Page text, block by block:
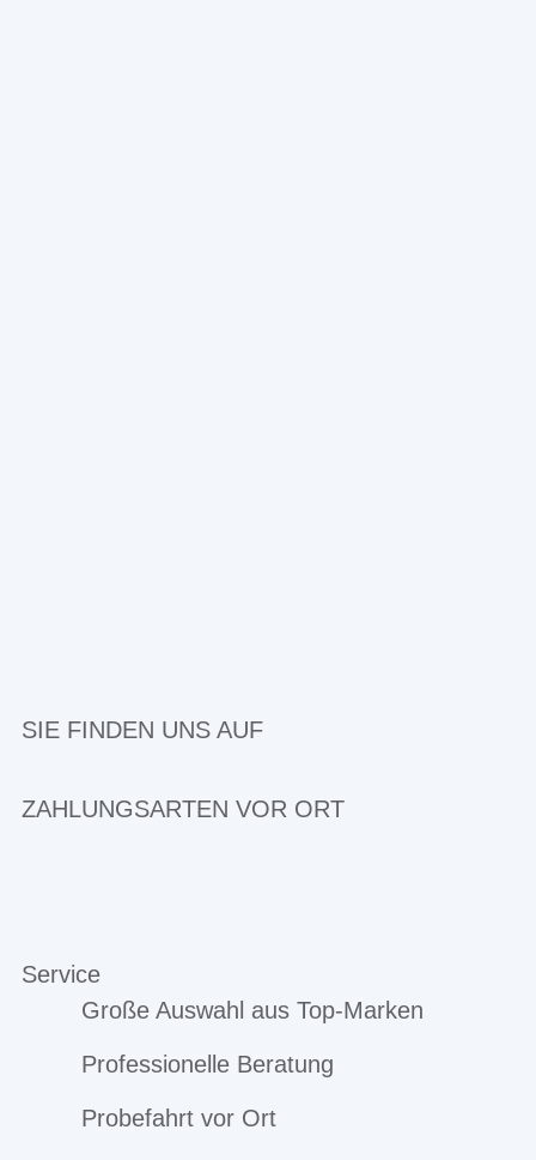
SIE FINDEN UNS AUF
ZAHLUNGSARTEN VOR ORT
Service
Große Auswahl aus Top-Marken
Professionelle Beratung
Probefahrt vor Ort